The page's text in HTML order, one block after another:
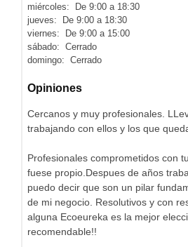
miércoles: De 9:00 a 18:30
jueves: De 9:00 a 18:30
viernes: De 9:00 a 15:00
sábado: Cerrado
domingo: Cerrado
Opiniones
Cercanos y muy profesionales.
trabajando con ellos y los que
Profesionales comprometidos con
fuese propio.Despues de años
puedo decir que son un pilar
de mi negocio. Resolutivos y con
alguna Ecoeureka es la mejor
recomendable!!